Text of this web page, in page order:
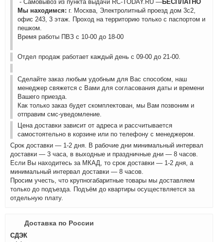
- Самовывоз из пункта выдачи RC-TODAY.RU —БЕСПЛАТНО
Мы находимся: г. Москва, Электролитный проезд дом 3с2,
офис 243, 3 этаж. Проход на территорию только с паспортом и
пешком.
Время работы ПВЗ с 10-00 до 18-00
Отдел продаж работает каждый день с 09-00 до 21-00.
Сделайте заказ любым удобным для Вас способом, наш
менеджер свяжется с Вами для согласования даты и времени
Вашего приезда.
Как только заказ будет скомплектован, мы Вам позвоним и
отправим смс-уведомление.
Цена доставки зависит от адреса и рассчитывается
самостоятельно в корзине или по телефону с менеджером.
Срок доставки — 1-2 дня. В рабочие дни минимальный интервал
доставки — 3 часа, в выходные и праздничные дни — 8 часов.
Если Вы находитесь за МКАД, то срок доставки — 1-2 дня, а
минимальный интервал доставки — 8 часов.
Просим учесть, что крупногабаритные товары мы доставляем
только до подъезда. Подъём до квартиры осуществляется за
отдельную плату.
Доставка по России
СДЭК